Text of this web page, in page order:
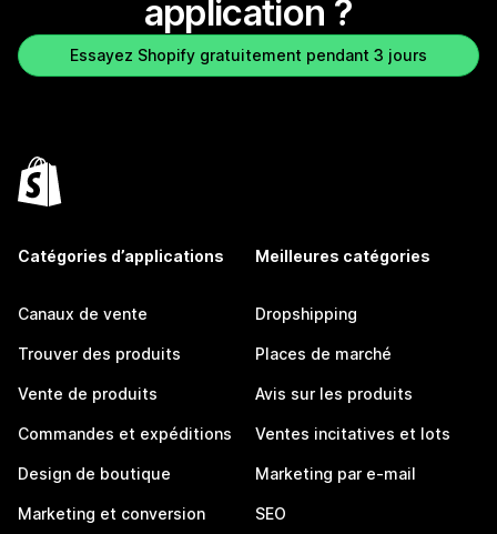
application ?
Essayez Shopify gratuitement pendant 3 jours
Catégories d’applications
Canaux de vente
Trouver des produits
Vente de produits
Commandes et expéditions
Design de boutique
Marketing et conversion
Meilleures catégories
Dropshipping
Places de marché
Avis sur les produits
Ventes incitatives et lots
Marketing par e-mail
SEO